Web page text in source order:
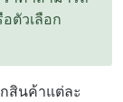
ตัวเลือก
สินค้าแต่ละ